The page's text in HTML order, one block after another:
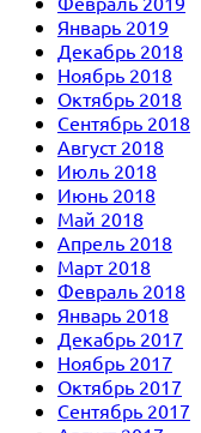
Январь 2019
Декабрь 2018
Ноябрь 2018
Октябрь 2018
Сентябрь 2018
Август 2018
Июль 2018
Июнь 2018
Май 2018
Апрель 2018
Март 2018
Февраль 2018
Январь 2018
Декабрь 2017
Ноябрь 2017
Октябрь 2017
Сентябрь 2017